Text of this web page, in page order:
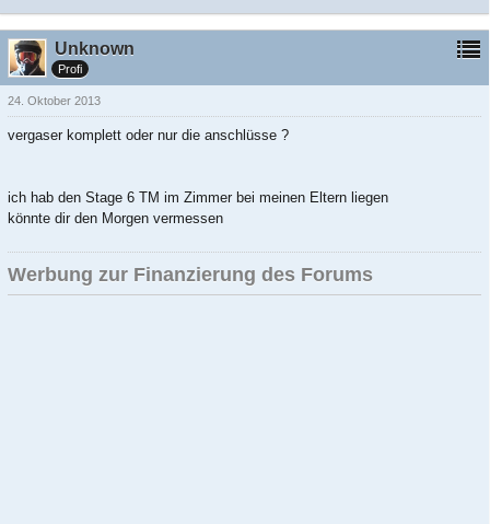
Unknown
Profi
24. Oktober 2013
vergaser komplett oder nur die anschlüsse ?
ich hab den Stage 6 TM im Zimmer bei meinen Eltern liegen
könnte dir den Morgen vermessen
Werbung zur Finanzierung des Forums